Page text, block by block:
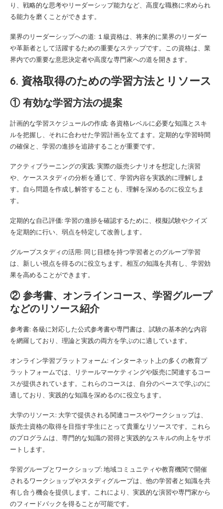
り、戦略的な思考やリーダーシップ能力など、高度な職務に求められ
る能力を磨くことができます。
業界のリーダーシップへの道: １級資格は、将来的に業界のリーダー
や革新者として活躍するための重要なステップです。この資格は、業
界内での重要な意思決定者や高度な専門家への道を開きます。
6. 資格取得のための学習方法とリソース
① 有効な学習方法の提案
計画的な学習スケジュールの作成: 各資格レベルに必要な知識とスキ
ルを把握し、それに合わせた学習計画を立てます。定期的な学習時間
の確保と、学習の進捗を追跡することが重要です。
アクティブラーニングの実践: 実際の販売シナリオを想定した演習
や、ケーススタディの分析を通じて、学習内容を実践的に理解しま
す。自ら問題を作成し解答することも、理解を深めるのに役立ちま
す。
定期的な自己評価: 学習の進捗を確認するために、模擬試験やクイズ
を定期的に行い、弱点を特定して改善します。
グループスタディの活用: 同じ目標を持つ学習者とのグループ学習
は、新しい視点を得るのに役立ちます。相互の知識を共有し、学習効
果を高めることができます。
② 参考書、オンラインコース、学習グループ
などのリソース紹介
参考書: 各級に対応した公式参考書や専門書は、試験の基本的な内容
を網羅しており、理論と実践の両方を学ぶのに適しています。
オンライン学習プラットフォーム: インターネット上の多くの教育プ
ラットフォームでは、リテールマーケティングや販売に関連するコー
スが提供されています。これらのコースは、自分のペースで学ぶのに
適しており、実践的な知識を深めるのに役立ちます。
大学のリソース: 大学で提供される関連コースやワークショップは、
販売士資格の取得を目指す学生にとって貴重なリソースです。これら
のプログラムは、専門的な知識の習得と実践的なスキルの向上をサポ
ートします。
学習グループとワークショップ: 地域コミュニティや教育機関で開催
されるワークショップやスタディグループは、他の学習者と知識を共
有し合う機会を提供します。これにより、実践的な演習や専門家から
のフィードバックを得ることが可能です。